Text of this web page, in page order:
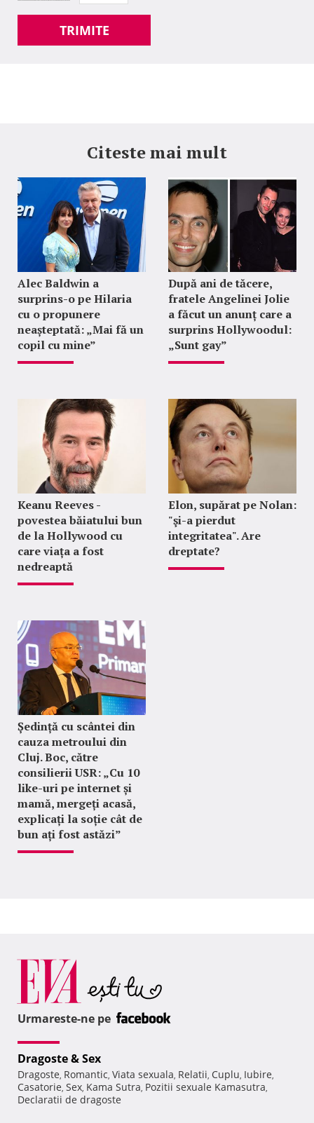
TRIMITE
Citeste mai mult
Alec Baldwin a
surprins-o pe Hilaria
cu o propunere
neașteptată: „Mai fă un
copil cu mine”
După ani de tăcere,
fratele Angelinei Jolie
a făcut un anunț care a
surprins Hollywoodul:
„Sunt gay”
Keanu Reeves -
povestea băiatului bun
de la Hollywood cu
care viața a fost
nedreaptă
Elon, supărat pe Nolan:
"şi-a pierdut
integritatea". Are
dreptate?
Ședință cu scântei din
cauza metroului din
Cluj. Boc, către
consilierii USR: „Cu 10
like-uri pe internet și
mamă, mergeți acasă,
explicați la soție cât de
bun ați fost astăzi”
Urmareste-ne pe
Dragoste & Sex
Dragoste, Romantic, Viata sexuala, Relatii, Cuplu, Iubire,
Casatorie, Sex, Kama Sutra, Pozitii sexuale Kamasutra,
Declaratii de dragoste